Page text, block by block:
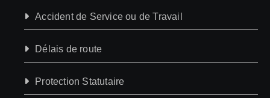
Accident de Service ou de Travail
Délais de route
Protection Statutaire